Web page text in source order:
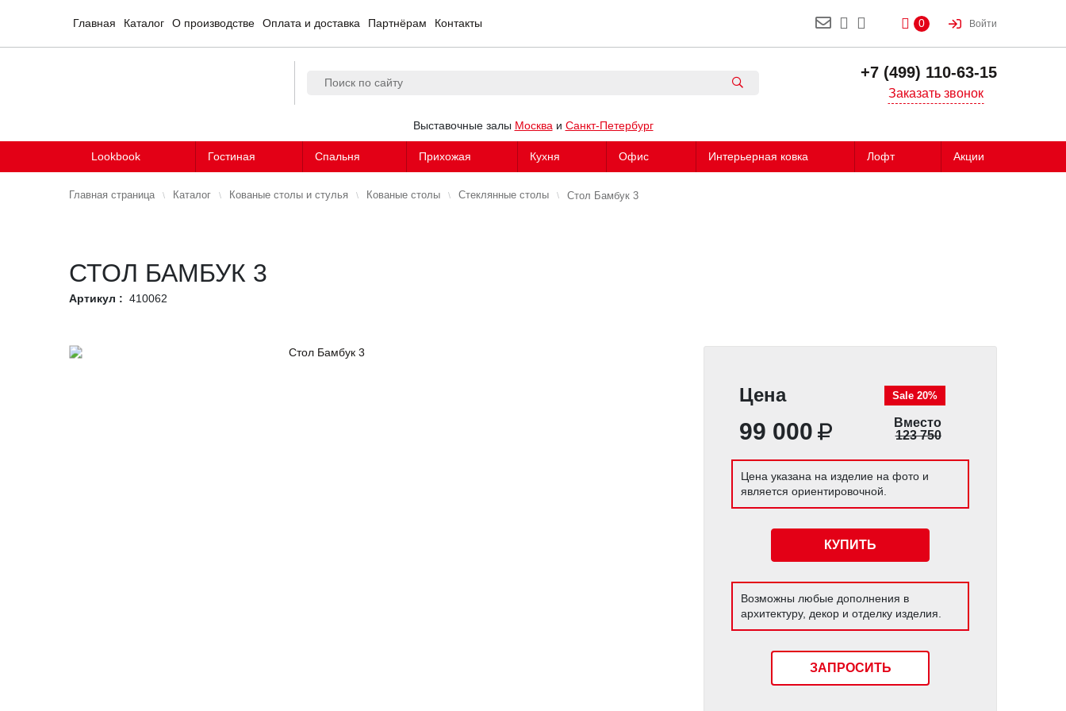
Главная Каталог О производстве Оплата и доставка Партнёрам Контакты 0 Войти
+7 (499) 110-63-15
Заказать звонок
Выставочные залы Москва и Санкт-Петербург
Lookbook Гостиная Спальня Прихожая Кухня Офис Интерьерная ковка Лофт Акции
Главная страница Каталог Кованые столы и стулья Кованые столы Стеклянные столы Стол Бамбук 3
СТОЛ БАМБУК 3
Артикул : 410062
Цена
99 000
Sale 20%
Вместо
123 750
Цена указана на изделие на фото и
является ориентировочной.
КУПИТЬ
Возможны любые дополнения в
архитектуру, декор и отделку изделия.
ЗАПРОСИТЬ